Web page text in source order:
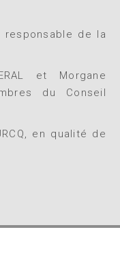
responsable de la
et Morgane
du Conseil
en qualité de